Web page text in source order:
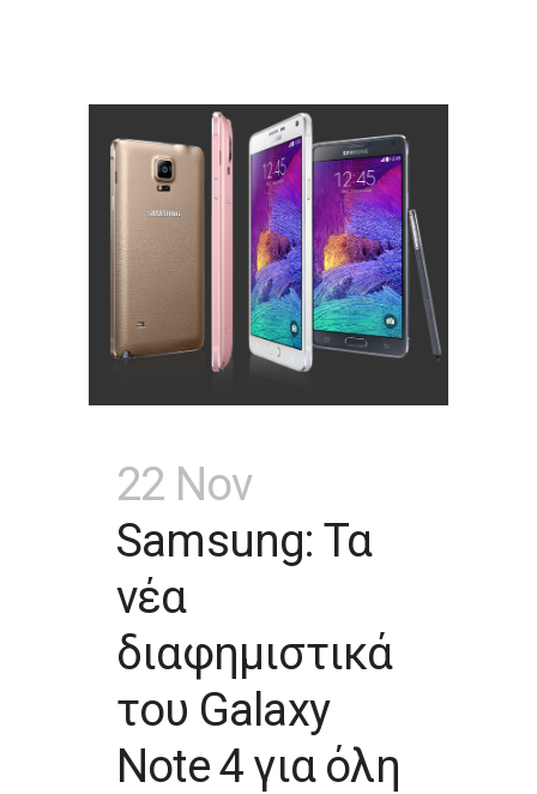
22 Nov
Samsung: Τα
νέα
διαφημιστικά
του Galaxy
Note 4 για όλη